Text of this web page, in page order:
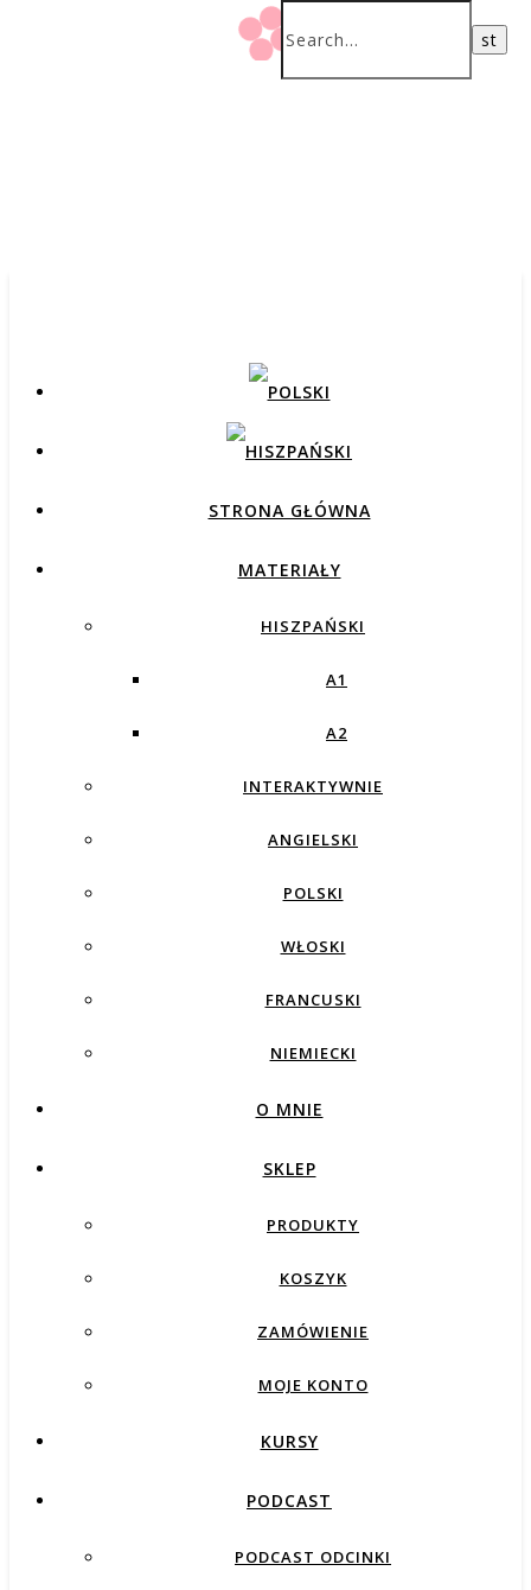
STRONA GŁÓWNA
MATERIAŁY
HISZPAŃSKI
A1
A2
INTERAKTYWNIE
ANGIELSKI
POLSKI
WŁOSKI
FRANCUSKI
NIEMIECKI
O MNIE
SKLEP
PRODUKTY
KOSZYK
ZAMÓWIENIE
MOJE KONTO
KURSY
PODCAST
PODCAST ODCINKI